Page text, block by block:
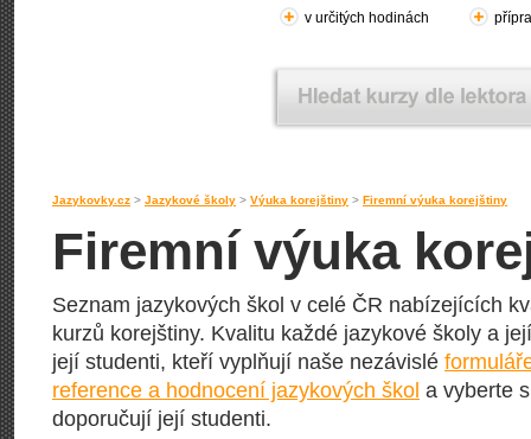
v určitých hodinách
Jazykovky.cz > Jazykové školy > Výuka korejštiny > Firemní výuka korejštiny
Firemní výuka
Seznam jazykových škol v celé ČR nabízejících
kurzů korejštiny. Kvalitu každé jazykové školy a
její studenti, kteří vyplňují naše nezávislé
reference a hodnocení jazykových škol a vyberte
doporučují její studenti.